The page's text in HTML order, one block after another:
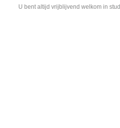
U bent altijd vrijblijvend welkom in stud